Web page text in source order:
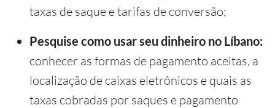
taxas de saque e tarifas de conversão;
Pesquise como usar seu dinheiro no Líbano:
conhecer as formas de pagamento aceitas, a
localização de caixas eletrônicos e quais as
taxas cobradas por saques e pagamento